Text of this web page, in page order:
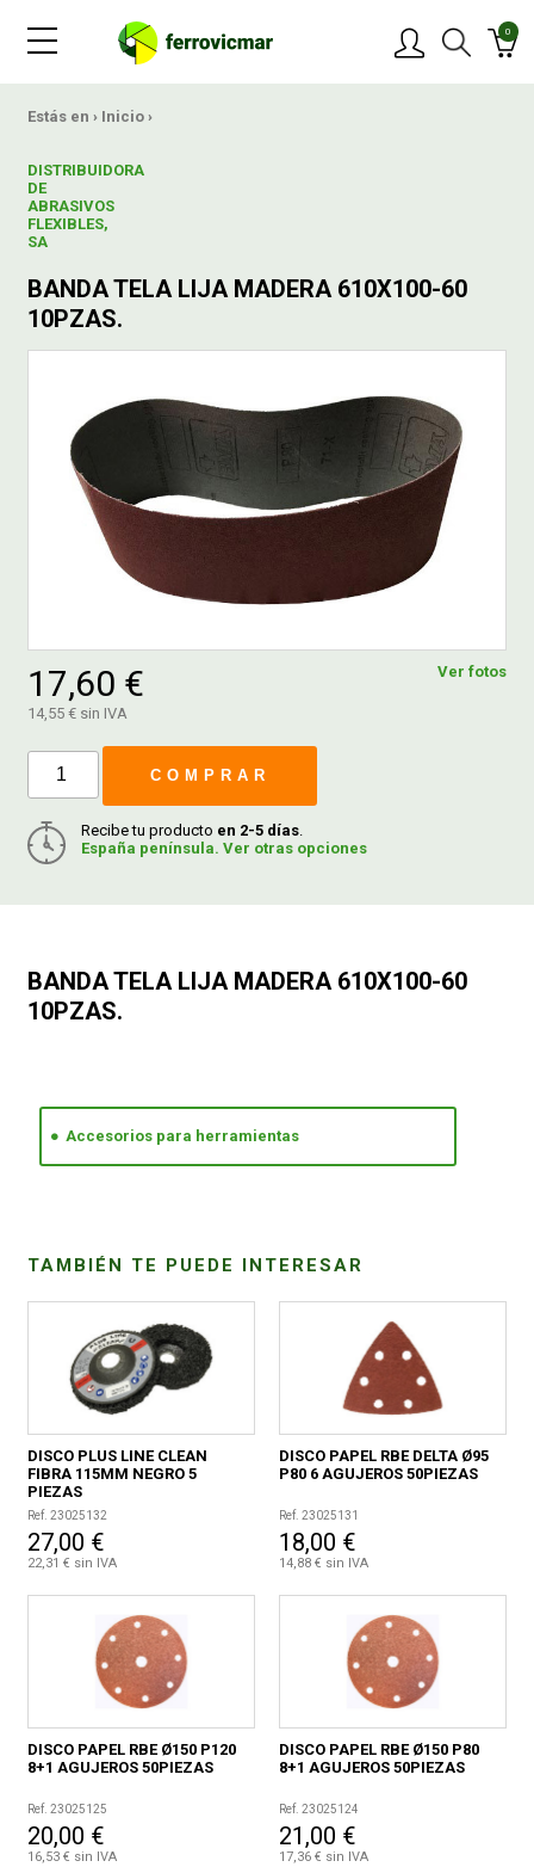
0
Estás en › Inicio ›
DISTRIBUIDORA
DE
ABRASIVOS
FLEXIBLES,
SA
BANDA TELA LIJA MADERA 610X100-60
10PZAS.
Ver fotos
17,60 €
14,55 € sin IVA
COMPRAR
Recibe tu producto en 2-5 días.
España península. Ver otras opciones
BANDA TELA LIJA MADERA 610X100-60
10PZAS.
Accesorios para herramientas
TAMBIÉN TE PUEDE INTERESAR
DISCO PLUS LINE CLEAN
FIBRA 115MM NEGRO 5
PIEZAS
Ref. 23025132
27,00 €
22,31 € sin IVA
DISCO PAPEL RBE DELTA Ø95
P80 6 AGUJEROS 50PIEZAS
Ref. 23025131
18,00 €
14,88 € sin IVA
DISCO PAPEL RBE Ø150 P120
8+1 AGUJEROS 50PIEZAS
Ref. 23025125
20,00 €
16,53 € sin IVA
DISCO PAPEL RBE Ø150 P80
8+1 AGUJEROS 50PIEZAS
Ref. 23025124
21,00 €
17,36 € sin IVA
CONTACTAR
FERROVICMAR
CATÁLOGOS
GUÍAS
ENVÍOS
DEVOLUCIONES
CONDICIONES